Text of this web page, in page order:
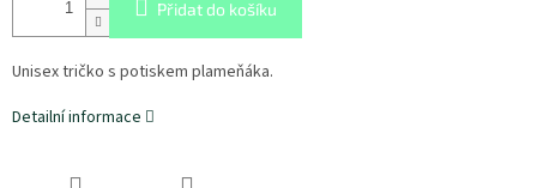
Přidat do košíku
Unisex tričko s potiskem plameňáka.
Detailní informace